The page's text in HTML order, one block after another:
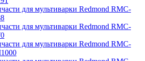
для мультиварки Redmond RMC-
для мультиварки Redmond RMC-
для мультиварки Redmond RMC-